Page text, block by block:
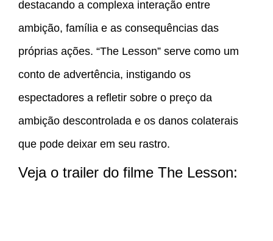
destacando a complexa interação entre
ambição, família e as consequências das
próprias ações. “The Lesson” serve como um
conto de advertência, instigando os
espectadores a refletir sobre o preço da
ambição descontrolada e os danos colaterais
que pode deixar em seu rastro.
Veja o trailer do filme The Lesson: